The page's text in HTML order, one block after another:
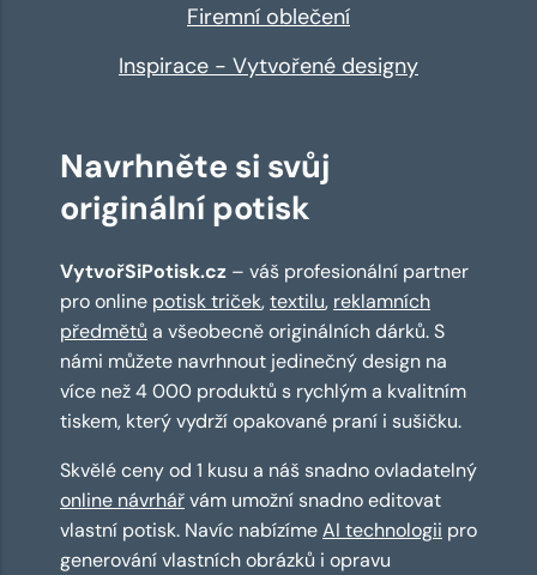
Firemní oblečení
Inspirace - Vytvořené designy
Navrhněte si svůj
originální potisk
VytvořSiPotisk.cz – váš profesionální partner
pro online potisk triček,textilu, reklamních
předmětů a všeobecně originálních dárků. S
námi můžete navrhnout jedinečný design na
více než 4 000 produktů s rychlým a kvalitním
tiskem, který vydrží opakované praní i sušičku.
Skvělé ceny od 1 kusu a náš snadno ovladatelný
online návrhářvám umožní snadno editovat
vlastní potisk. Navíc nabízímeAI technologii pro
generování vlastních obrázků i opravu